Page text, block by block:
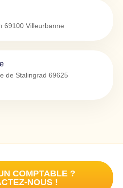
69100 Villeurbanne
de Stalingrad 69625
COMPTABLE ?
NOUS !